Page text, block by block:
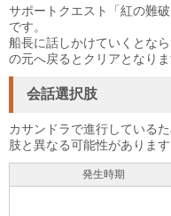
サポートクエスト「紅の難
です。
船長に話しかけていくとな
の元へ戻るとクリアとなりま
会話選択肢
カサンドラで進行している
肢と異なる可能性があります
発生時期